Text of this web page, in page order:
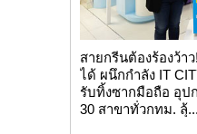
สายกรีนต้องร้องว้
ได้ ผนึกกำลัง IT
รับทิ้งซากมือถือ อุป
30 สาขาทั่วกทม. ลุ้...